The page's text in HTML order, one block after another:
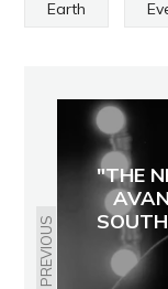
Earth
PREVIOUS
"THE